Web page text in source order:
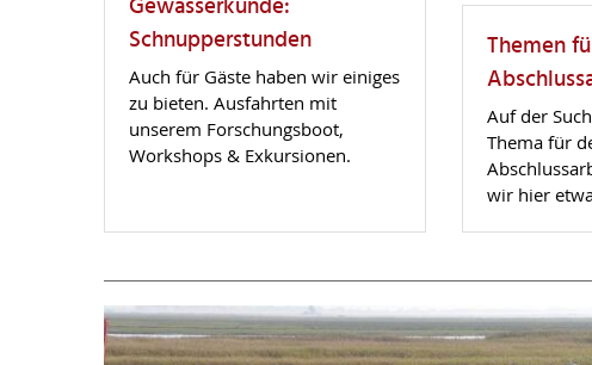
Gewässerkunde:
Schnupperstunden
Auch für Gäste haben wir einiges
zu bieten. Ausfahrten mit
unserem Forschungsboot,
Workshops & Exkursionen.
Themen
Auf der
Thema für
wir hier